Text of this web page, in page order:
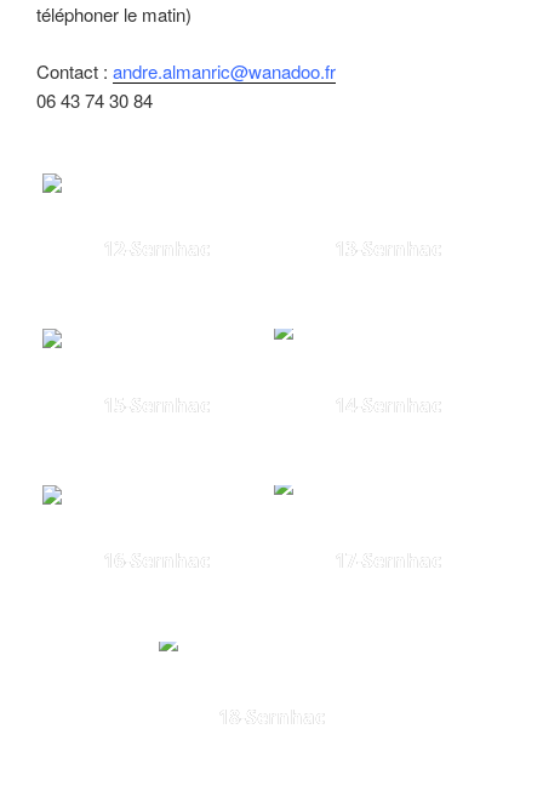
téléphoner le matin)
Contact : andre.almanric@wanadoo.fr
06 43 74 30 84
12-Sernhac 13-Sernhac
15-Sernhac 14-Sernhac
16-Sernhac 17-Sernhac
18-Sernhac